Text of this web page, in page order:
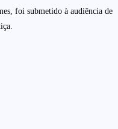
foi submetido à audiência de